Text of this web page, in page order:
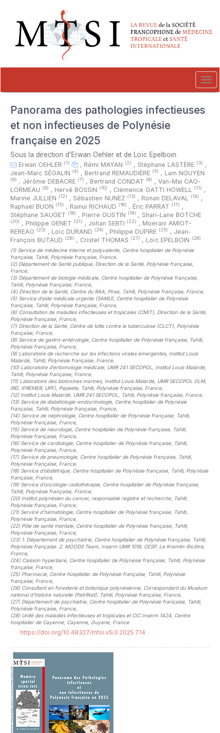
##plugins.themes.novelty.accessible_menu.main_navigation##
##plugins.themes.novelty.accessible_menu.main_content##
##plugins.themes.novelty.accessible_menu.sidebar##
Panorama des pathologies infectieuses
et non infectieuses de Polynésie
française en 2025
Sous la direction d’Erwan Oehler et de Loïc Epelboin
Erwan OEHLER (1) , Rémi MAYAN (2) , Stéphane LASTÈRE (3) ,
Jean-Marc SÉGALIN (4) , Bertrand REMAUDIÈRE (5) , Lam NGUYEN
(6) , Jérôme DEBACRE (7) , Bertrand CONDAT (8) , Van-Mai CAO-
LORMEAU (9) , Hervé BOSSIN (10) , Clémence GATTI HOWELL (11) ,
Marine JULLIEN (12) , Sébastien NUNEZ (13) , Ronan DELAVAL (14) ,
Raphaël BUON (15) , Rainui RICHAUD (16) , Éric PARRAT (17) ,
Stéphane SAUGET (18) , Pierre GUSTIN (19) , Shari-Lane BOTCHE
(20) , Philippe GENET (21) , Johan SEBTI (22) , Moerani AMIOT-
REREAO (23) , Loïc DURAND (24) , Philippe DUPIRE (25) , Jean-
François BUTAUD (26) , Cristel THOMAS (27) , Loïc EPELBOIN (28)
(1) Service de médecine interne et polyvalente, Centre hospitalier de Polynésie
française, Tahiti, Polynésie française, France,
(2) Département de Santé publique, Direction de la Santé, Polynésie française,
France,
(3) Département de biologie médicale, Centre hospitalier de Polynésie française,
Tahiti, Polynésie française, France,
(4) Direction de la Santé, Centre du RAA, Pirae, Tahiti, Polynésie française, France,
(5) Service d’aide médicale urgente (SAMU), Centre hospitalier de Polynésie
française, Tahiti, Polynésie française, France,
(6) Consultation de maladies infectieuses et tropicales (CMIT), Direction de la Santé,
Polynésie française, France,
(7) Direction de la Santé, Centre de lutte contre la tuberculose (CLCT), Polynésie
française, France,
(8) Service de gastro-entérologie, Centre hospitalier de Polynésie française, Tahiti,
Polynésie française, France,
(9) Laboratoire de recherche sur les infections virales émergentes, Institut Louis
Malardé, Tahiti, Polynésie française, France,
(10) Laboratoire d’entomologie médicale, UMR 241 SECOPOL, Institut Louis Malardé,
Tahiti, Polynésie française, France,
(11) Laboratoire des biotoxines marines, Institut Louis Malardé, UMR SECOPOL (ILM,
IRD, IFREMER, UPF), Papeete, Tahiti, Polynésie française, France,
(12) Institut Louis Malardé, UMR 241 SECOPOL, Tahiti, Polynésie française, France,
(13) Service de diabétologie-endocrinologie, Centre hospitalier de Polynésie
française, Tahiti, Polynésie française, France,
(14) Service de néphrologie, Centre hospitalier de Polynésie française, Tahiti,
Polynésie française, France,
(15) Service de neurologie, Centre hospitalier de Polynésie française, Tahiti,
Polynésie française, France,
(16) Service de cardiologie, Centre hospitalier de Polynésie française, Tahiti,
Polynésie française, France,
(17) Service de pneumologie, Centre hospitalier de Polynésie française, Tahiti,
Polynésie française, France,
(18) Service d’obstétrique, Centre hospitalier de Polynésie française, Tahiti, Polynésie
française, France,
(19) Service d’oncologie-radiothérapie, Centre hospitalier de Polynésie française,
Tahiti, Polynésie française, France,
(20) Institut polynésien du cancer, responsable registre et recherche, Tahiti,
Polynésie française, France,
(21) Service d’hématologie, Centre hospitalier de Polynésie française, Tahiti,
Polynésie française, France,
(22) Pôle de santé mentale, Centre hospitalier de Polynésie française, Tahiti,
Polynésie française, France,
(23) 1. Département de psychiatrie, Centre hospitalier de Polynésie française, Tahiti,
Polynésie française. 2. MOODS Team, Inserm UMR 1018, CESP, Le Kremlin-Bicêtre,
France,
(24) Caisson hyperbare, Centre hospitalier de Polynésie française, Tahiti, Polynésie
française, France,
(25) Pharmacie, Centre hospitalier de Polynésie française, Tahiti, Polynésie
française, France,
(26) Consultant en foresterie et botanique polynésienne, Correspondant du Muséum
national d’histoire naturelle (PatriNat), Tahiti, Polynésie française, France,
(27) Département de psychiatrie, Centre hospitalier de Polynésie française, Tahiti,
Polynésie française, France,
(28) Unité des maladies infectieuses et tropicales et CIC Inserm 1424, Centre
hospitalier de Cayenne, Cayenne, Guyane, France
https://doi.org/10.48327/mtsi.v5i3.2025.714